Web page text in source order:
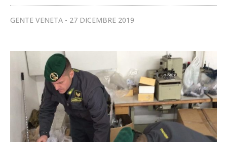
GENTE VENETA 27 DICEMBRE 2019